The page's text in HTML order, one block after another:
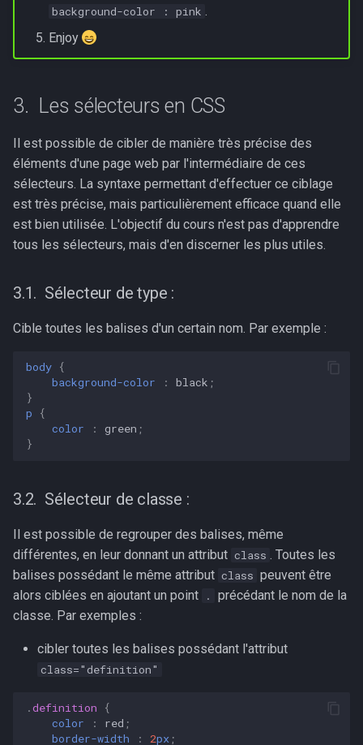
background-color : pink .
Enjoy
Les sélecteurs en CSS
Il est possible de cibler de manière très précise des
éléments d'une page web par l'intermédiaire de ces
sélecteurs. La syntaxe permettant d'effectuer ce ciblage
est très précise, mais particulièrement efficace quand elle
est bien utilisée. L'objectif du cours n'est pas d'apprendre
tous les sélecteurs, mais d'en discerner les plus utiles.
Sélecteur de type :
Cible toutes les balises d'un certain nom. Par exemple :
body {
background-color
: black ;
}
p
{
color
: green ;
}
Sélecteur de classe :
Il est possible de regrouper des balises, même
différentes, en leur donnant un attribut class
. Toutes les
balises possédant le même attribut class peuvent être
alors ciblées en ajoutant un point
.
précédant le nom de la
classe. Par exemples :
cibler toutes les balises possédant l'attribut
class="definition"
.definition
{
color
: red ;
border-width
: 2px ;